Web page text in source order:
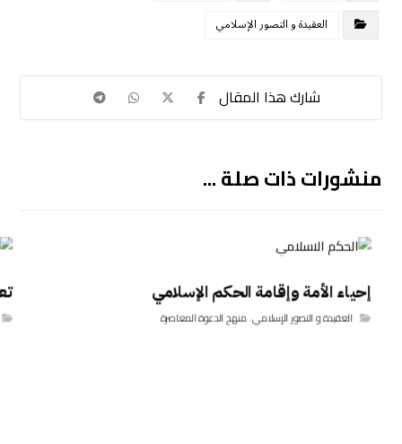
العقيدة و التصور الإسلامي
منشورات ذات صلة ...
إحياء الأمة وإقامة الحكم الإسلامي
العقيدة و التصور الإسلامي,منهج الدعوة المعاصرة